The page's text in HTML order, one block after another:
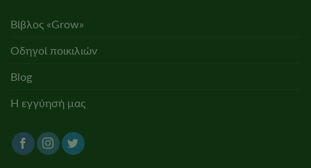
Βίβλος «Grow»
Οδηγοί ποικιλιών
Blog
Η εγγύησή μας